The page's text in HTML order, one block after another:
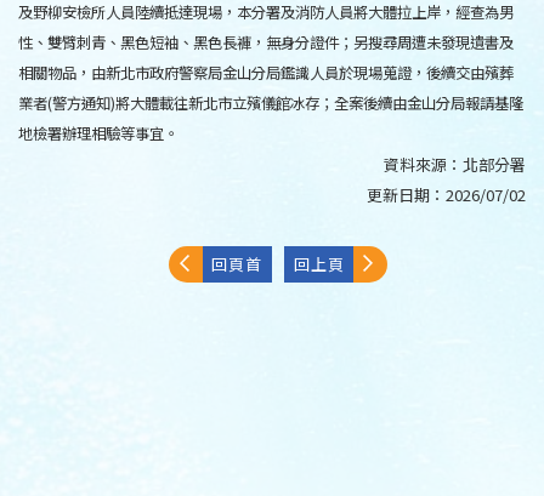
及野柳安檢所人員陸續抵達現場，本分署及消防人員將大體拉上岸，經查為男
性、雙臂刺青、黑色短袖、黑色長褲，無身分證件；另搜尋周遭未發現遺書及
相關物品，由新北市政府警察局金山分局鑑識人員於現場蒐證，後續交由殯葬
業者(警方通知)將大體載往新北市立殯儀館冰存；全案後續由金山分局報請基隆
地檢署辦理相驗等事宜。
資料來源： 北部分署
更新日期： 2026/07/02
回頁首 回上頁